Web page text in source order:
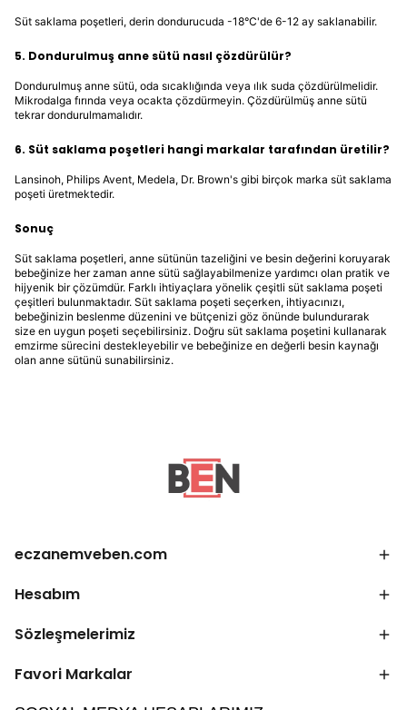
Süt saklama poşetleri, derin dondurucuda -18°C'de 6-12 ay saklanabilir.
5. Dondurulmuş anne sütü nasıl çözdürülür?
Dondurulmuş anne sütü, oda sıcaklığında veya ılık suda çözdürülmelidir.
Mikrodalga fırında veya ocakta çözdürmeyin. Çözdürülmüş anne sütü
tekrar dondurulmamalıdır.
6. Süt saklama poşetleri hangi markalar tarafından üretilir?
Lansinoh, Philips Avent, Medela, Dr. Brown's gibi birçok marka süt saklama
poşeti üretmektedir.
Sonuç
Süt saklama poşetleri, anne sütünün tazeliğini ve besin değerini koruyarak
bebeğinize her zaman anne sütü sağlayabilmenize yardımcı olan pratik ve
hijyenik bir çözümdür. Farklı ihtiyaçlara yönelik çeşitli süt saklama poşeti
çeşitleri bulunmaktadır. Süt saklama poşeti seçerken, ihtiyacınızı,
bebeğinizin beslenme düzenini ve bütçenizi göz önünde bulundurarak
size en uygun poşeti seçebilirsiniz. Doğru süt saklama poşetini kullanarak
emzirme sürecini destekleyebilir ve bebeğinize en değerli besin kaynağı
olan anne sütünü sunabilirsiniz.
eczanemveben.com
Hesabım
Sözleşmelerimiz
Favori Markalar